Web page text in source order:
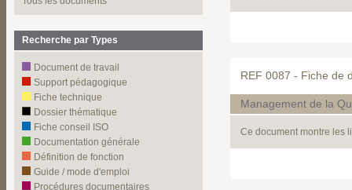
Recherche par Types
Document de travail
Support pédagogique
Fiche technique
Dossier thématique
Fiche conseil ISO
Documentation générale
Définition de fonction
Guide / mode d'emploi
Procédures documentaires
REF 0087 - Fiche de
Management de la
Ce document montre les